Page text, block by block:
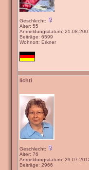
Geschlecht:
Alter: 55
Anmeldungsdatum:
Beiträge: 6599
Wohnort: Erkner
lichti
Geschlecht:
Alter: 76
Anmeldungsdatum:
Beiträge: 2966